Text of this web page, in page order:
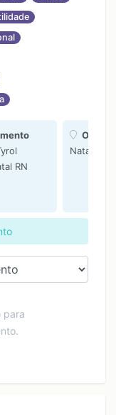
RN
ONLINE
Natal RN
para